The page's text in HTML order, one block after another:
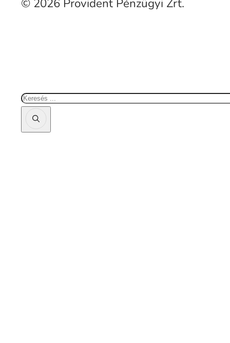
© 2026 Provident Pénzügyi Zrt.
Keresés